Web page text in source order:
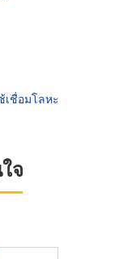
เชื่อมโลหะ
จ